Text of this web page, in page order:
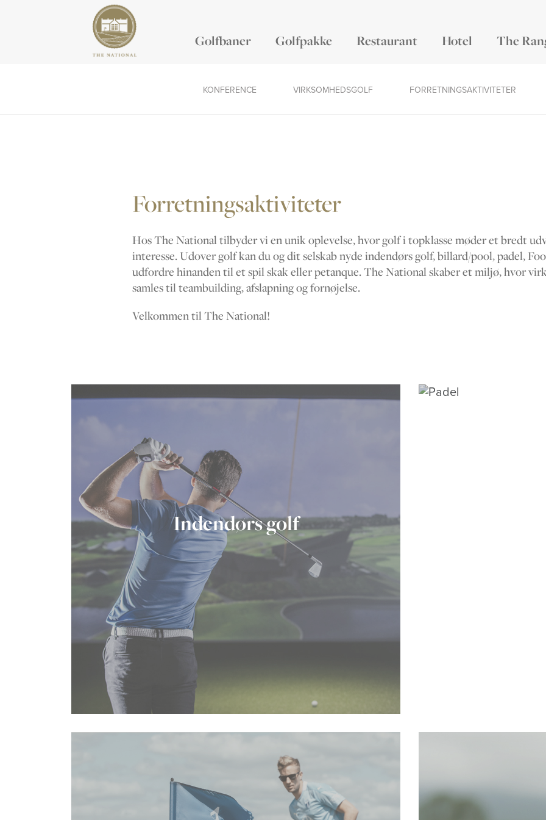
Golfbaner Golfpakke Restaurant Hotel The
KONFERENCE VIRKSOMHEDSGOLF FORRETNINGSAKTIVITETER
Forretningsaktiviteter
Hos The National tilbyder vi en unik oplevelse, hvor golf i topklasse møder et bredt
interesse. Udover golf kan du og dit selskab nyde indendørs golf, billard/pool, padel,
udfordre hinanden til et spil skak eller petanque. The National skaber et miljø, hvor
samles til teambuilding, afslapning og fornøjelse.
Velkommen til The National!
Indendørs golf